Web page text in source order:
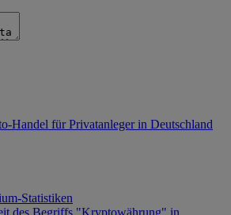
Handel für Privatanleger in Deutschland
Statistiken